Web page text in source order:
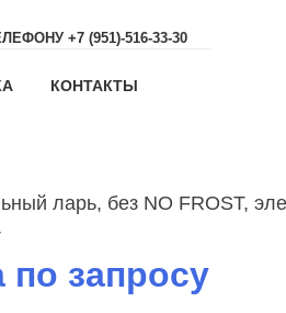
+7 (951)-516-33-30
КОНТАКТЫ
ларь, без NO FROST,
по запросу